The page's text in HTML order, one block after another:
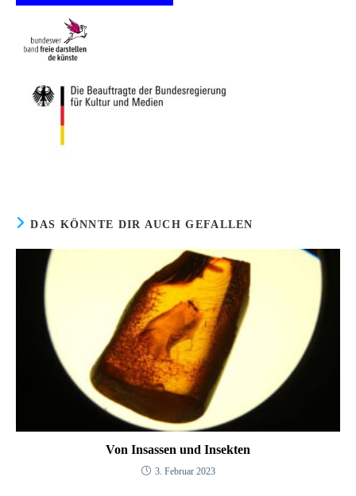
DAS KÖNNTE DIR AUCH GEFALLEN
Von Insassen und Insekten
3. Februar 2023